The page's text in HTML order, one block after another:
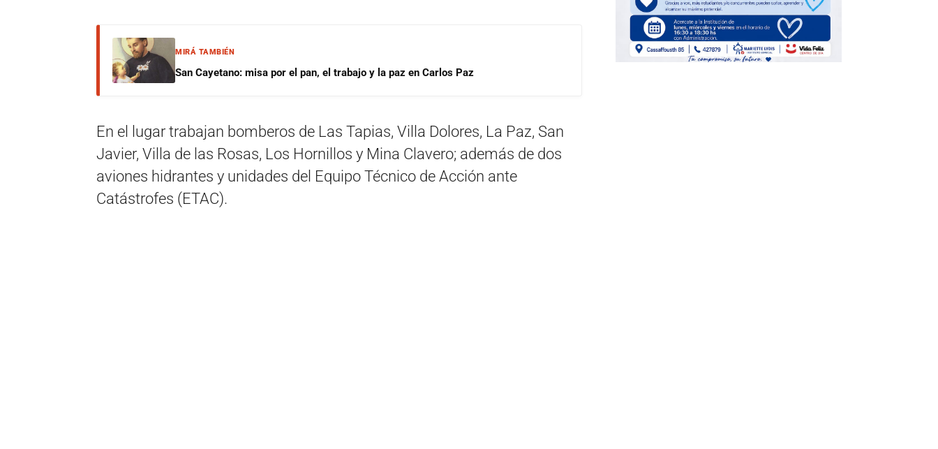
MIRÁ TAMBIÉN
San Cayetano: misa por el pan, el trabajo y la paz en Carlos Paz
En el lugar trabajan bomberos de Las Tapias, Villa Dolores, La Paz, San
Javier, Villa de las Rosas, Los Hornillos y Mina Clavero; además de dos
aviones hidrantes y unidades del Equipo Técnico de Acción ante
Catástrofes (ETAC).